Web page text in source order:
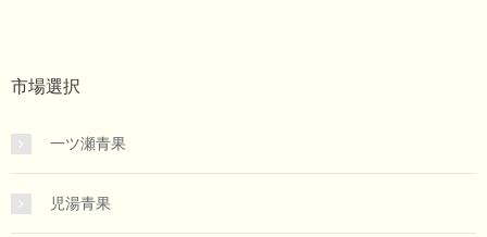
市場選択
一ツ瀬青果
児湯青果